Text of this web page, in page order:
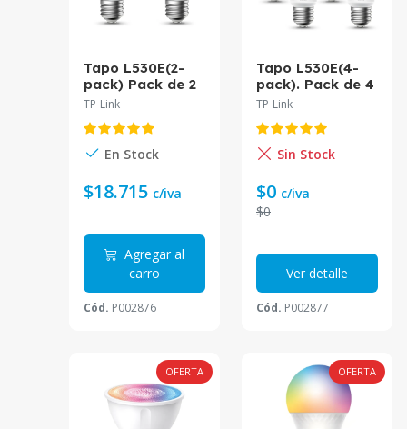
Tapo L530E(2-
pack) Pack de 2
Ampolletas
TP-Link
En Stock
$18.715 c/iva
Agregar al
carro
Cód. P002876
Tapo L530E(4-
pack). Pack de 4
Ampolletas WIFI
TP-Link
Sin Stock
$0 c/iva
$0
Ver detalle
Cód. P002877
OFERTA OFERTA